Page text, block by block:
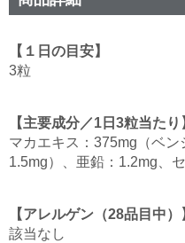
【１日の目安】
3粒
【主要成分／1日3粒当たり
マカエキス：375mg（ベン
1.5mg）、亜鉛：1.2mg、
【アレルゲン（28品目中）
該当なし